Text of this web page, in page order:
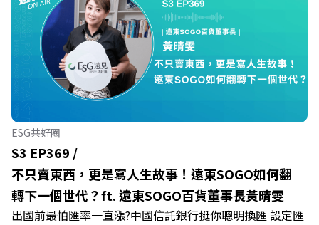
的應對姿態，以及在緊湊的職場節奏中，修煉安頓心法！
🔺你的自我價值，難道只能由考績和主管來決定？ 🔺你或
你的同事，正在用哪種「不一致」的姿態應對壓力？ 🔺如
何在中高壓的「三明治主管」困境中全身而退？ 主持人／
遠見雜誌總編輯 林讓均 與談人／薩提爾模式溝通引導師、
作者 李崇義、謝佳芸 +++++ 🫧清除腦袋的盲點，也順手理
清生活的雜亂。 點開看質感養成術>>
https://gvmkt.pse.is/9al3px ✨關注《遠見》更多的社群：
LINE：https://reurl.cc/A4ELQp IG：
https://bit.ly/3AjBWNV YT：https://bit.ly/38jNi9k
Powered by Firstory Hosting
ESG共好圈
S3 EP369 /
不只賣東西，更是寫人生故事！遠東SOGO如何翻
轉下一個世代？ft. 遠東SOGO百貨董事長黃晴雯
出國前最怕匯率一直漲?中國信託銀行挺你聰明換匯 設定匯